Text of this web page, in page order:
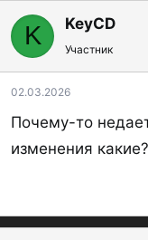
K KeyCD
Участник
02.03.2026
Почему-то
изменения